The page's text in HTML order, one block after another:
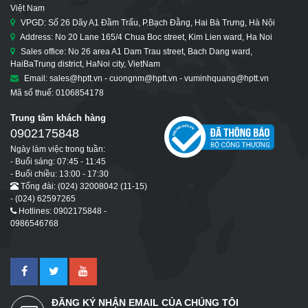
Việt Nam
VPGD: Số 26 Dãy A1 Đầm Trấu, P.Bạch Đằng, Hai Bà Trưng, Hà Nội
Address: No 20 Lane 165/4 Chua Boc street, Kim Lien ward, Ha Noi
Sales office: No 26 area A1 Dam Trau street, Bach Dang ward,
HaiBaTrung district, HaNoi city, VietNam
Email: sales@hptt.vn - cuongnm@hptt.vn - vuminhquang@hptt.vn
Mã số thuế: 0106854178
Trung tâm khách hàng
0902175848
Ngày làm việc trong tuần:
- Buổi sáng: 07:45 - 11:45
- Buổi chiều: 13:00 - 17:30
Tổng đài: (024) 32008042 (11-15)
- (024) 62597265
Hotlines: 0902175848 -
0986546768
ĐĂNG KÝ NHẬN EMAIL CỦA CHÚNG TÔI